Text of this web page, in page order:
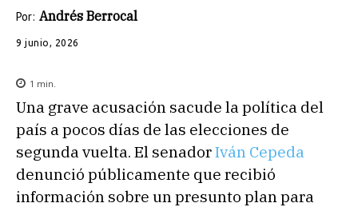
Por: Andrés Berrocal
9 junio, 2026
1 min.
Una grave acusación sacude la política del
país a pocos días de las elecciones de
segunda vuelta. El senadorIván Cepeda
denunció públicamente que recibió
información sobre un presunto plan para